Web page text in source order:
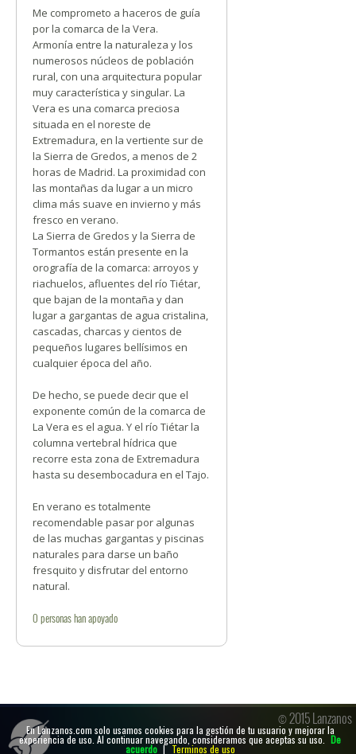
En Lanzanos.com solo usamos cookies para la gestión de tu usuario y mejorar la
experiencia de uso. Al continuar navegando, consideramos que aceptas su uso. De
acuerdo | Terminos de uso
Me comprometo a haceros de guía
por la comarca de la Vera.
Armonía entre la naturaleza y los
numerosos núcleos de población
rural, con una arquitectura popular
muy característica y singular. La
Vera es una comarca preciosa
situada en el noreste de
Extremadura, en la vertiente sur de
la Sierra de Gredos, a menos de 2
horas de Madrid. La proximidad con
las montañas da lugar a un micro
clima más suave en invierno y más
fresco en verano.
La Sierra de Gredos y la Sierra de
Tormantos están presente en la
orografía de la comarca: arroyos y
riachuelos, afluentes del río Tiétar,
que bajan de la montaña y dan
lugar a gargantas de agua cristalina,
cascadas, charcas y cientos de
pequeños lugares bellísimos en
cualquier época del año.
De hecho, se puede decir que el
exponente común de la comarca de
La Vera es el agua. Y el río Tiétar la
columna vertebral hídrica que
recorre esta zona de Extremadura
hasta su desembocadura en el Tajo.
En verano es totalmente
recomendable pasar por algunas
de las muchas gargantas y piscinas
naturales para darse un baño
fresquito y disfrutar del entorno
natural.
0 personashan apoyado
© 2015 Lanzanos